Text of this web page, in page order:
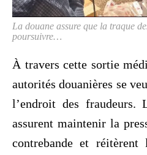
La douane assure que la traque
poursuivre…
À travers cette sortie
autorités douanières se
l’endroit des fraudeurs.
assurent maintenir la
contrebande et